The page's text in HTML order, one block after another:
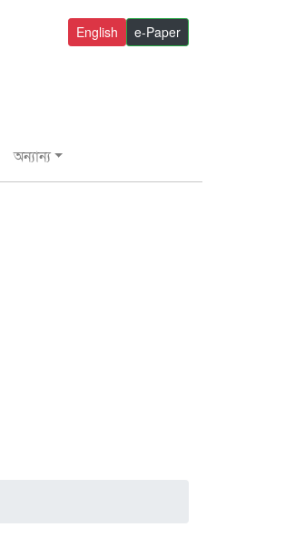
e-Paper
English
অন্যান্য